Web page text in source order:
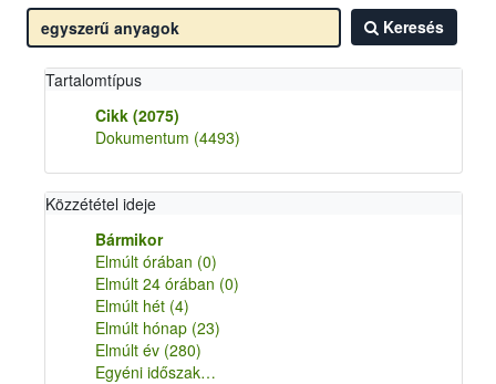
Keresés
Tartalomtípus
Cikk (2075)
Dokumentum (4493)
Közzététel ideje
Bármikor
Elmúlt órában (0)
Elmúlt 24 órában (0)
Elmúlt hét (4)
Elmúlt hónap (23)
Elmúlt év (280)
Egyéni időszak…